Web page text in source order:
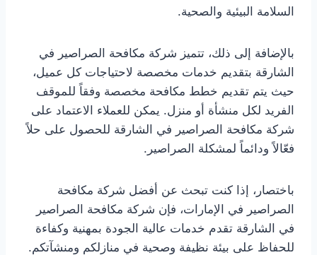
السلامة البيئية والصحية.
بالإضافة إلى ذلك، تتميز شركة مكافحة الصراصير في
الشارقة بتقديم خدمات مخصصة لاحتياجات كل عميل،
حيث يتم تقديم خطط مكافحة مخصصة وفقاً للموقف
الفريد لكل منشأة أو منزل. يمكن للعملاء الاعتماد على
شركة مكافحة الصراصير في الشارقة للحصول على حلاً
فعّالاً ودائماً لمشكلة الصراصير.
باختصار، إذا كنت تبحث عن أفضل شركة مكافحة
الصراصير في الإمارات، فإن شركة مكافحة الصراصير
في الشارقة تقدم خدمات عالية الجودة بمهنية وكفاءة
للحفاظ على بيئة نظيفة وصحية في منازلكم ومنشآتكم.